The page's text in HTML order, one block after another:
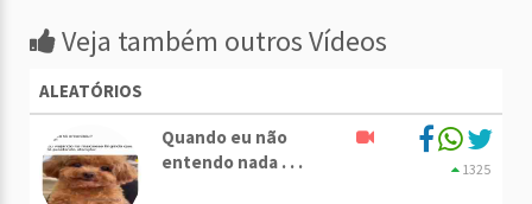
Veja também outros Vídeos
ALEATÓRIOS
Quando eu não
entendo nada . . .
1325